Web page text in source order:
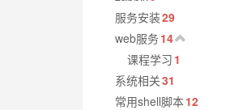
服务安装29
web服务14
课程学习 1
系统相关31
常用shell脚本12